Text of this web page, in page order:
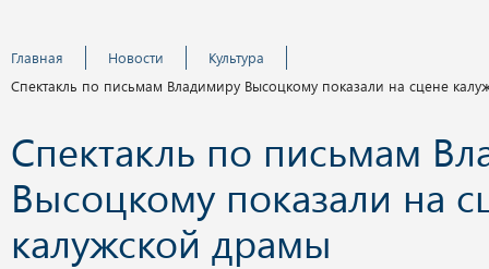
Главная Новости
Культура
Спектакль по письмам Владимиру Высоцкому показали на сцене
Спектакль по письмам
Высоцкому показали на
калужской драмы